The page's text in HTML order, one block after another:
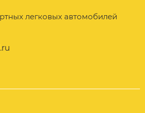
легковых автомобилей